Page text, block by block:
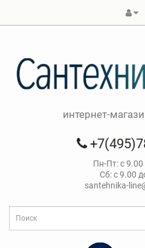
интернет-
Пн-Пт: с
Сб: с 9.00
santehnika-